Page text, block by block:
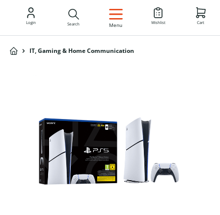
EN
Login Search Menu Wishlist Cart
IT, Gaming & Home Communication